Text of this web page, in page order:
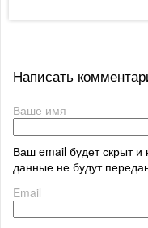
Написать
Ваше имя
Ваш email будет скрыт и
данные не будут
Email